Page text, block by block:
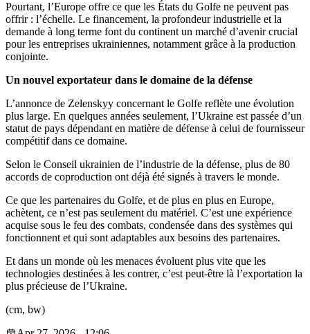
Pourtant, l’Europe offre ce que les États du Golfe ne peuvent pas
offrir : l’échelle. Le financement, la profondeur industrielle et la
demande à long terme font du continent un marché d’avenir crucial
pour les entreprises ukrainiennes, notamment grâce à la production
conjointe.
Un nouvel exportateur dans le domaine de la défense
L’annonce de Zelenskyy concernant le Golfe reflète une évolution
plus large. En quelques années seulement, l’Ukraine est passée d’un
statut de pays dépendant en matière de défense à celui de fournisseur
compétitif dans ce domaine.
Selon le Conseil ukrainien de l’industrie de la défense, plus de 80
accords de coproduction ont déjà été signés à travers le monde.
Ce que les partenaires du Golfe, et de plus en plus en Europe,
achètent, ce n’est pas seulement du matériel. C’est une expérience
acquise sous le feu des combats, condensée dans des systèmes qui
fonctionnent et qui sont adaptables aux besoins des partenaires.
Et dans un monde où les menaces évoluent plus vite que les
technologies destinées à les contrer, c’est peut-être là l’exportation la
plus précieuse de l’Ukraine.
(cm, bw)